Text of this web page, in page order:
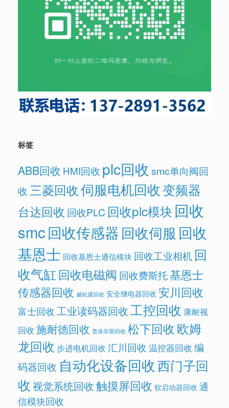
标签
ABB回收 HMI回收 plc回收 smc单向阀回
收 三菱回收伺服电机回收变频器
台达回收 回收PLC 回收plc模块 回收
smc回收传感器回收伺服 回收
基恩士 回收基恩士通信模块 回收工业相机 回
收气缸 回收电磁阀 回收费斯托基恩士
传感器回收 威纶通回收 安全继电器回收 安川回收
富士回收 工业读码器回收工控回收 康耐视
回收 施耐德回收 普洛菲斯回收 松下回收欧姆
龙回收 步进电机回收 汇川回收 温控器回收 编
码器回收 自动化设备回收西门子回
收视觉系统回收触摸屏回收 软启动器回收 通
信模块回收